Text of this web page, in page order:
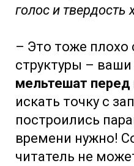
голос и твердость
– Это тоже плохо
структуры – ваши
мельтешат перед
искать точку с
построились
времени нужно!
читатель не